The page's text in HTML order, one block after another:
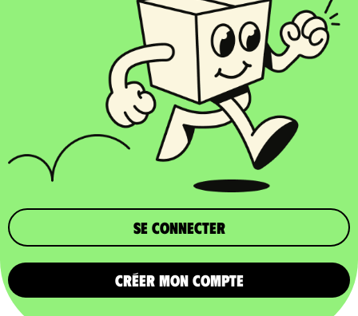
Se connecter
CRÉER MON COMPTE